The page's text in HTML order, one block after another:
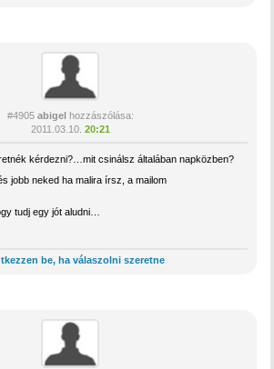
#4905 abigelhozzászólása:
2011.03.10. 20:21
kérdezni?…mit csinálsz általában napközben?
jobb neked ha malira írsz, a mailom
tudj egy jót aludni…
be, ha válaszolni szeretne